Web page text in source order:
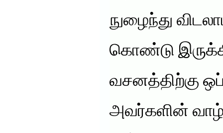
நுழைந்து
கொண்டு
வசனத்திற்கு
அவர்களின்